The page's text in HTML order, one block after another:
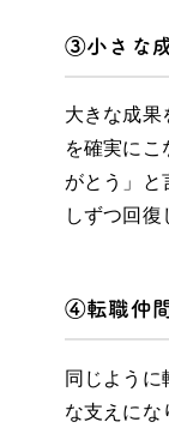
③小さな
大きな成果
を確実にこ
がとう」と
しずつ回復
④転職仲
同じように
な支えにな